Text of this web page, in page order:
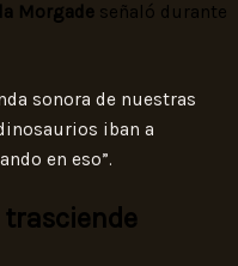
Morgade señaló durante
sonora de nuestras
iban a
en eso”.